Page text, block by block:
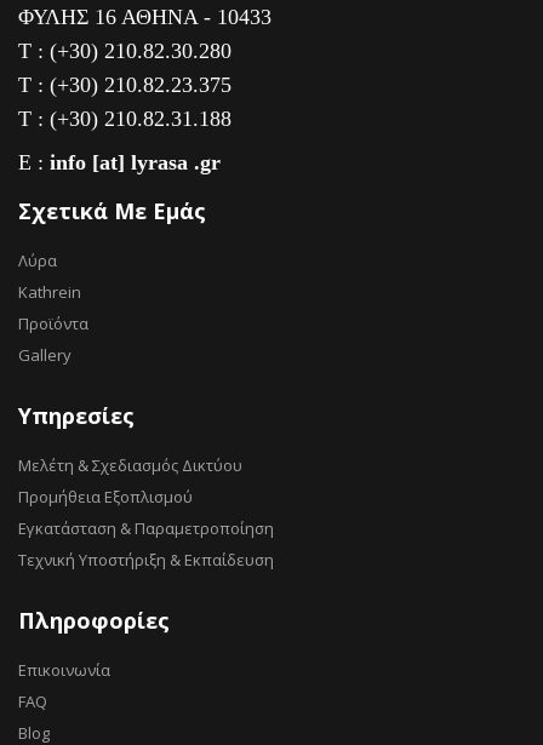
ΦΥΛΗΣ 16 ΑΘΗΝΑ - 10433
T : (+30) 210.82.30.280
T : (+30) 210.82.23.375
T : (+30) 210.82.31.188
E : info [at] lyrasa .gr
Σχετικά Με Εμάς
Λύρα
Kathrein
Προϊόντα
Gallery
Υπηρεσίες
Μελέτη & Σχεδιασμός Δικτύου
Προμήθεια Εξοπλισμού
Εγκατάσταση & Παραμετροποίηση
Τεχνική Υποστήριξη & Εκπαίδευση
Πληροφορίες
Επικοινωνία
FAQ
Blog